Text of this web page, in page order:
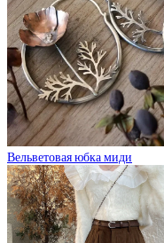
Вельветовая юбка миди